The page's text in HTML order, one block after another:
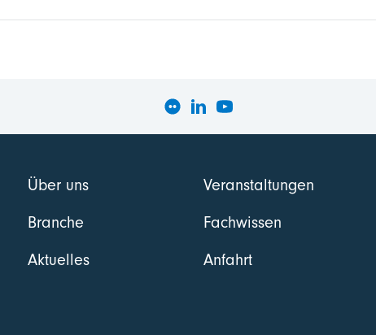
Über uns
Branche
Aktuelles
Veranstaltungen
Fachwissen
Anfahrt